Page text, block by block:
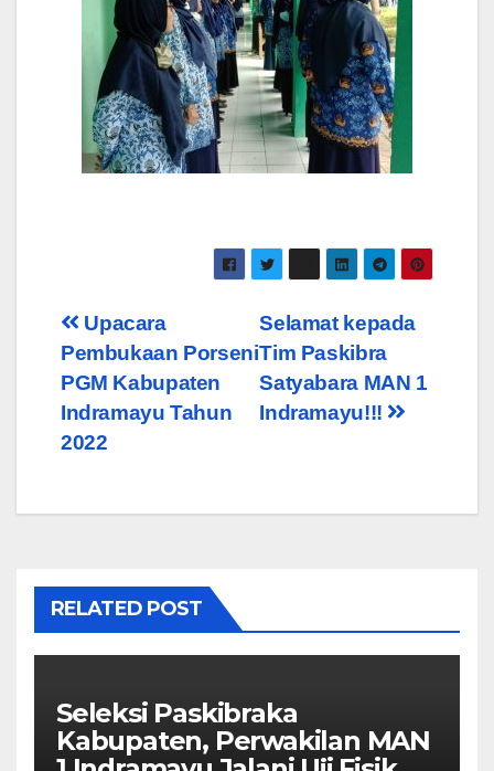
Post
navigation
Selamat kepada
Tim Paskibra
Satyabara MAN 1
Indramayu!!!
Upacara
Pembukaan Porseni
PGM Kabupaten
Indramayu Tahun
2022
RELATED POST
Seleksi Paskibraka
Kabupaten, Perwakilan MAN